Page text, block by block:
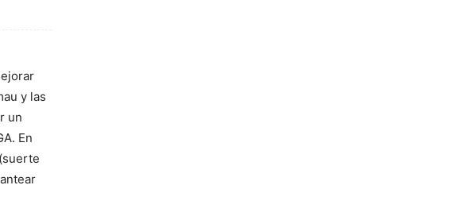
y las
un
En